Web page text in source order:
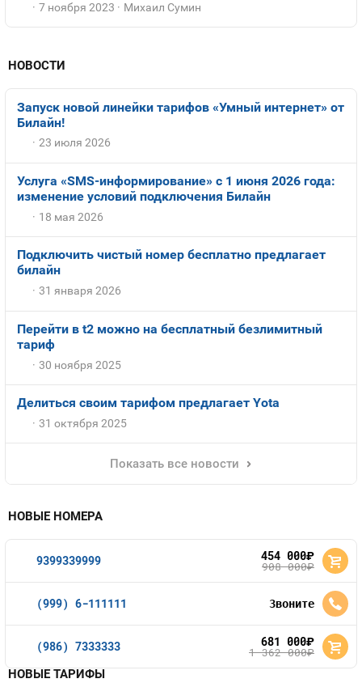
7 ноября 2023 Михаил Сумин
НОВОСТИ
Запуск новой линейки тарифов «Умный интернет» от
Билайн!
23 июля 2026
Услуга «SMS-информирование» с 1 июня 2026 года:
изменение условий подключения Билайн
18 мая 2026
Подключить чистый номер бесплатно предлагает
билайн
31 января 2026
Перейти в t2 можно на бесплатный безлимитный
тариф
30 ноября 2025
Делиться своим тарифом предлагает Yota
31 октября 2025
Показать все новости
НОВЫЕ НОМЕРА
9399339999 454 000руб.
908 000руб.
(999) 6-111111 Звоните
(986) 7333333 681 000руб.
1 362 000руб.
НОВЫЕ ТАРИФЫ